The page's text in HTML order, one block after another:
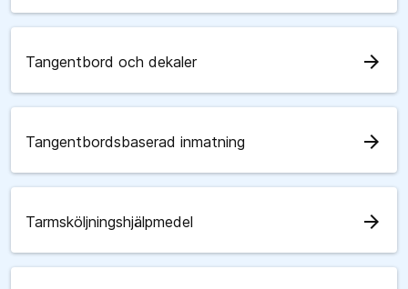
Tangentbord och dekaler arrow_forward
Tangentbordsbaserad inmatning arrow_forward
Tarmsköljningshjälpmedel arrow_forward